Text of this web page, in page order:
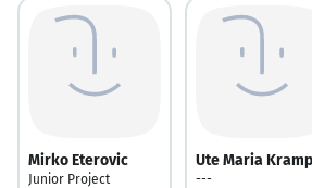
Mirko Eterovic
Junior Project
Ute Maria
---